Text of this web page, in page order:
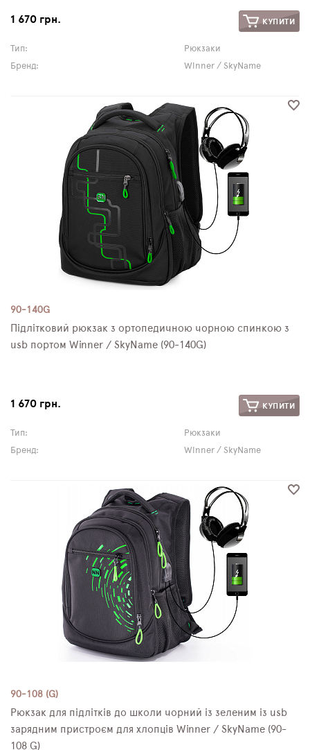
1 670 грн. КУПИТИ
Тип:
Рюкзаки
Бренд:
Winner / SkyName
90-140G
Підлітковий рюкзак з ортопедичною чорною спинкою з
usb портом Winner / SkyName (90-140G)
1 670 грн. КУПИТИ
Тип:
Рюкзаки
Бренд:
Winner / SkyName
90-108 (G)
Рюкзак для підлітків до школи чорний із зеленим із usb
зарядним пристроєм для хлопців Winner / SkyName (90-
108 G)